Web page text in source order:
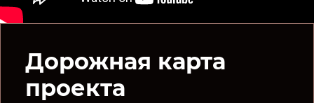
Дорожная карта
проекта